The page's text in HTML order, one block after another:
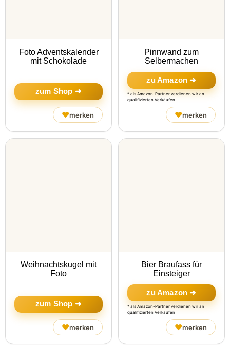
Foto Adventskalender
mit Schokolade
zum Shop ➜
♥merken
Pinnwand zum
Selbermachen
zu Amazon ➜
* als Amazon-Partner verdienen wir an
qualifizierten Verkäufen
♥merken
Weihnachtskugel mit
Foto
zum Shop ➜
♥merken
Bier Braufass für
Einsteiger
zu Amazon ➜
* als Amazon-Partner verdienen wir an
qualifizierten Verkäufen
♥merken